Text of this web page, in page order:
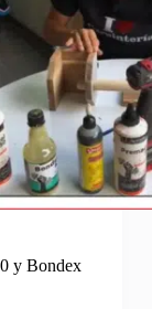
y Bondex